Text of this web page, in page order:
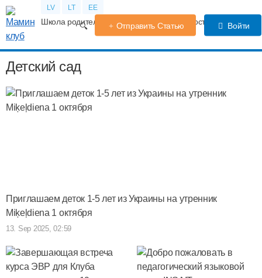
LV LT EE
Школа родителей Календарь беременности Форум
Отправить Статью Войти
Детский сад
Приглашаем деток 1-5 лет из Украины на утренник
Miķeļdiena 1 октября
13. Sep 2025, 02:59